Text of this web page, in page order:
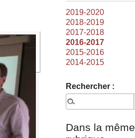
2019-2020
2018-2019
2017-2018
2016-2017
2015-2016
2014-2015
Rechercher :
Dans la même